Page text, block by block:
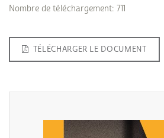
Nombre de téléchargement: 711
TÉLÉCHARGER LE DOCUMENT